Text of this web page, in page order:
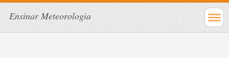
Ensinar Meteorologia